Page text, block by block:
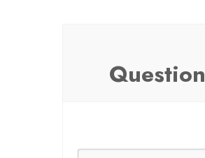
Question